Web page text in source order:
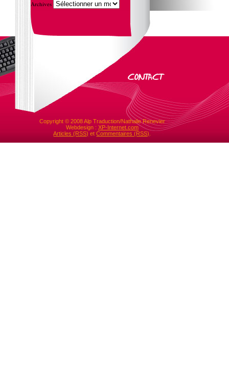
Archives
Copyright © 2008 Alp Traduction/Nathalie Renevier
Webdesign : XP-Internet.com
Articles (RSS) etCommentaires (RSS)